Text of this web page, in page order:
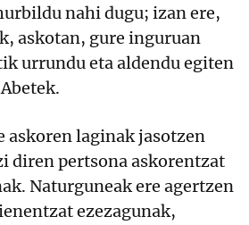
nahi dugu; izan ere,
askotan, gure inguruan
urrundu eta aldendu egiten
askoren laginak jasotzen
diren pertsona askorentzat
Naturguneak ere agertzen
ezezagunak,